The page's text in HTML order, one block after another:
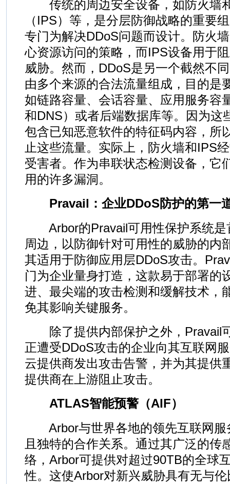
传统的周边安全设备，如防火墙
（IPS）等，是分层防御战略的重要
专门为解决DDoS问题而设计。防火
心资源访问的策略，而IPS设备用于
威胁。然而，DDoS是另一个截然不
由多个来源的合法流量组成，目的是
如链路容量、会话容量、应用服务容
和DNS）或者后端数据库等。因为这
包含已知恶意软件的特征码内容，所
止这些流量。实际上，防火墙和IPS
受害者。作为串联状态检测设备，它
用的许多漏洞。
Pravail：企业DDoS防护的第一
Arbor的Pravail可用性保护系统是
周边，以防御针对可用性的威胁的内
其适用于防御应用层DDoS攻击。
门为企业量身打造，这款易于部署的
进、最尖端的攻击检测和缓解技术，
免其影响关键服务。
除了提供内部保护之外，Pravail
正遭受DDoS攻击的企业向其互联网
云提供商发出攻击告警，并为其提供
提供商在上游阻止攻击。
ATLAS智能预警（AIF）
Arbor与世界各地的领先互联网服
且独特的合作关系。通过其广泛的传
络，Arbor可提供对超过90TB的全球
性。这使Arbor对新兴威胁具有无与